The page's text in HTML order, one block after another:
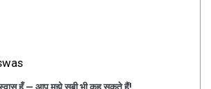
हूँ — आप मुझे सबी भी कह सकते हैं!